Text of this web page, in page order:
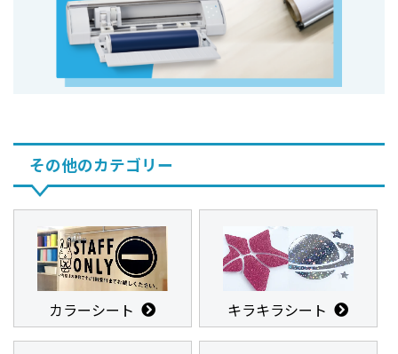
その他のカテゴリー
カラーシート キラキラシート